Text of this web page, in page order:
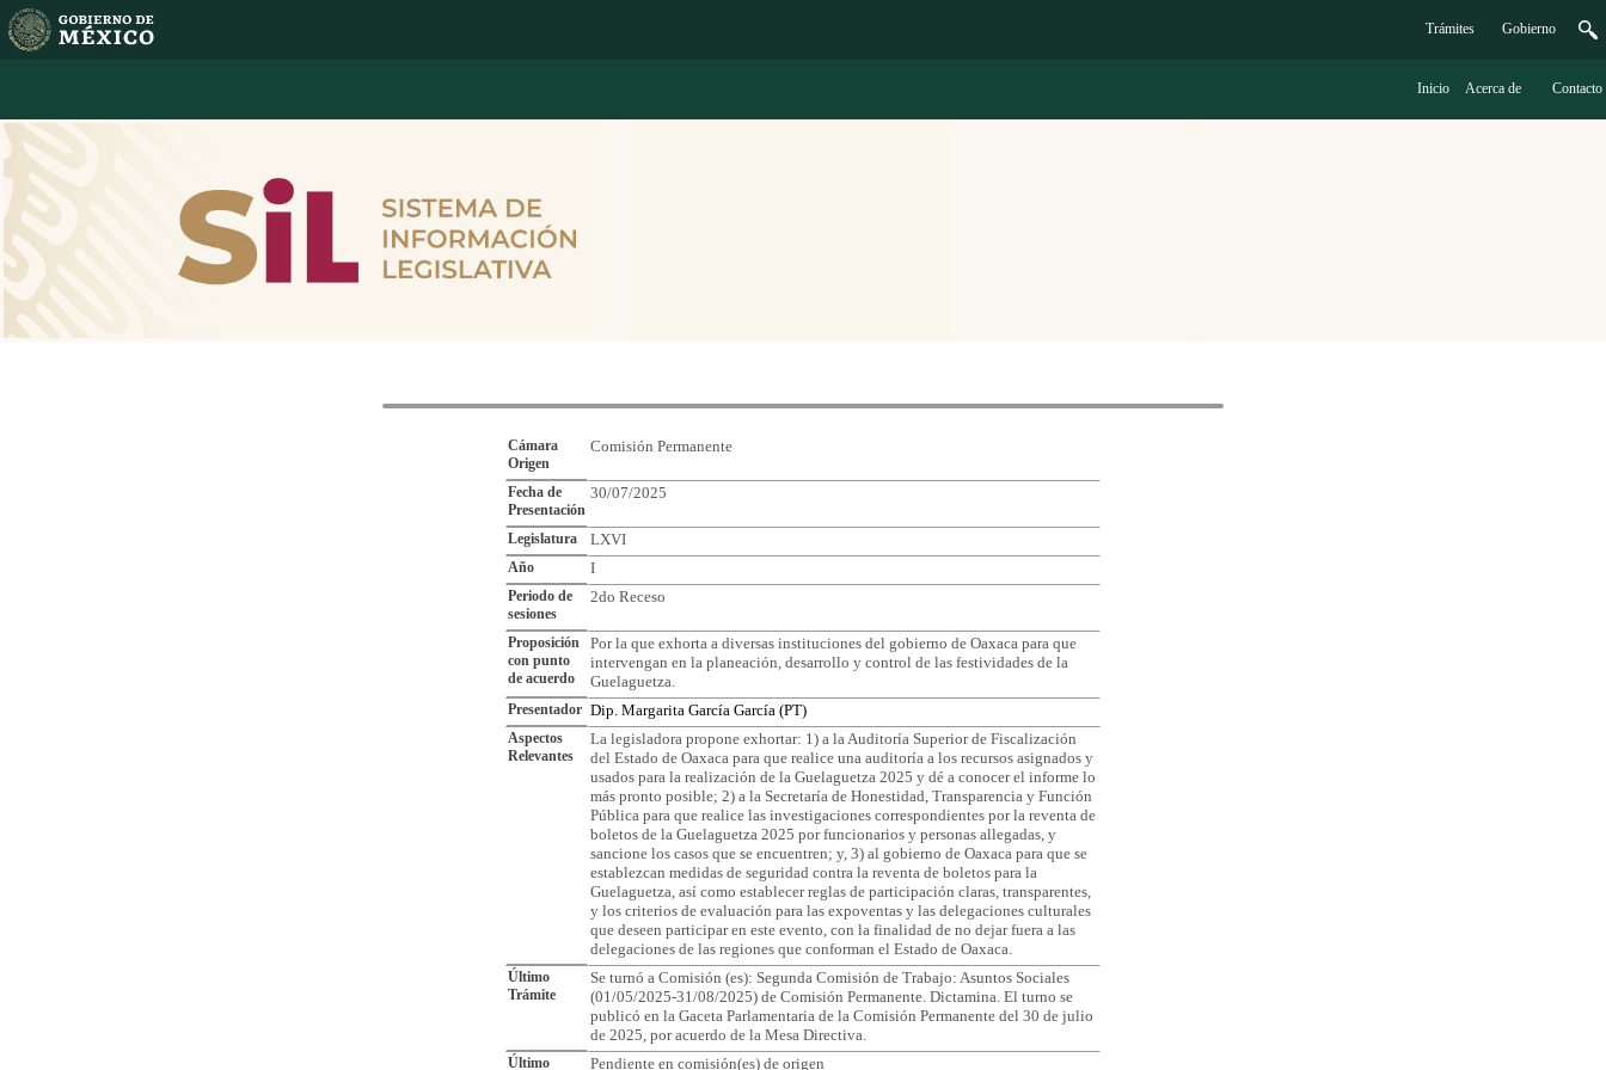
Trámites Gobierno
Inicio Acerca de Contacto
Cámara
Origen
Comisión Permanente
Fecha de
Presentación
30/07/2025
Legislatura LXVI
Año I
Periodo de
sesiones
2do Receso
Proposición
con punto
de acuerdo
Por la que exhorta a diversas instituciones del gobierno de Oaxaca para que
intervengan en la planeación, desarrollo y control de las festividades de la
Guelaguetza.
Presentador Dip. Margarita García García (PT)
Aspectos
Relevantes
La legisladora propone exhortar: 1) a la Auditoría Superior de Fiscalización
del Estado de Oaxaca para que realice una auditoría a los recursos asignados y
usados para la realización de la Guelaguetza 2025 y dé a conocer el informe lo
más pronto posible; 2) a la Secretaría de Honestidad, Transparencia y Función
Pública para que realice las investigaciones correspondientes por la reventa de
boletos de la Guelaguetza 2025 por funcionarios y personas allegadas, y
sancione los casos que se encuentren; y, 3) al gobierno de Oaxaca para que se
establezcan medidas de seguridad contra la reventa de boletos para la
Guelaguetza, así como establecer reglas de participación claras, transparentes,
y los criterios de evaluación para las expoventas y las delegaciones culturales
que deseen participar en este evento, con la finalidad de no dejar fuera a las
delegaciones de las regiones que conforman el Estado de Oaxaca.
Último
Trámite
Se turnó a Comisión (es): Segunda Comisión de Trabajo: Asuntos Sociales
(01/05/2025-31/08/2025) de Comisión Permanente. Dictamina. El turno se
publicó en la Gaceta Parlamentaria de la Comisión Permanente del 30 de julio
de 2025, por acuerdo de la Mesa Directiva.
Último Pendiente en comisión(es) de origen